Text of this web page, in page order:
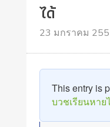
ได้
23 มกราคม
This entry is
บวชเรียนหาย